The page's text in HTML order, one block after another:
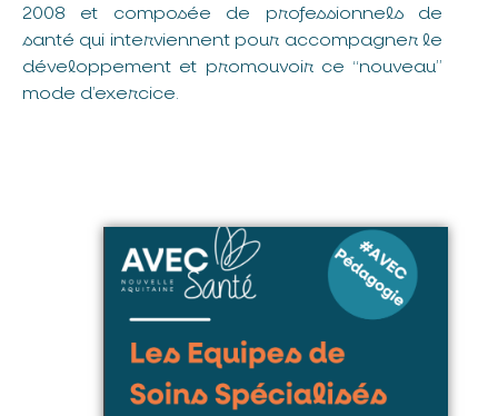
2008 et composée de professionnels de
santé qui interviennent pour accompagner le
développement et promouvoir ce “nouveau”
mode d’exercice.